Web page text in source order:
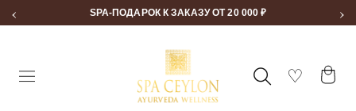
‹ SPA-ПОДАРОК К ЗАКАЗУ ОТ 20 000 ₽ ›